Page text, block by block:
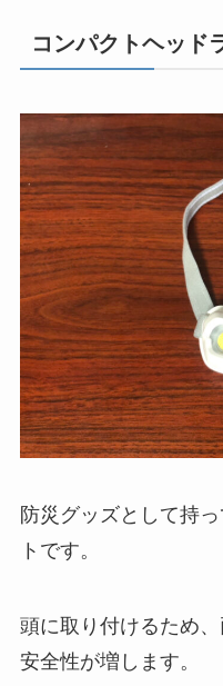
コンパクトヘッド
防災グッズとして持
トです。
頭に取り付けるため
安全性が増します。